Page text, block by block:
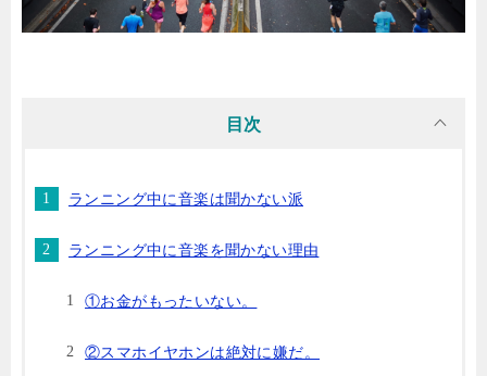
目次
ランニング中に音楽は聞かない派
ランニング中に音楽を聞かない理由
①お金がもったいない。
②スマホイヤホンは絶対に嫌だ。